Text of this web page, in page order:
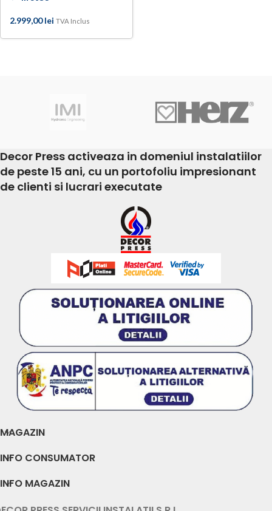
2.999,00lei TVA Inclus
Decor Press activeaza in domeniul instalatiilor
de peste 15 ani, cu un portofoliu impresionant
de clienti si lucrari executate
MAGAZIN
INFO CONSUMATOR
INFO MAGAZIN